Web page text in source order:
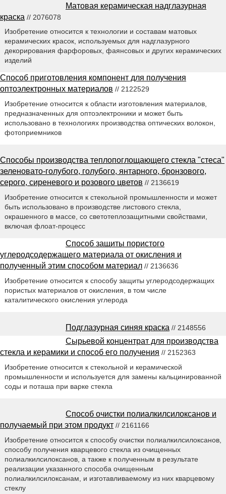
Матовая керамическая надглазурная
краска // 2076078
Изобретение относится к технологии и составам матовых
керамических красок, используемых для надглазурного
декорирования фарфоровых, фаянсовых и других керамических
изделий
Способ приготовления компонент для получения
оптоэлектронных материалов // 2122529
Изобретение относится к области изготовления материалов,
предназначенных для оптоэлектроники и может быть
использовано в технологиях производства оптических волокон,
фотоприемников
Способы производства теплопоглощающего стекла "стеса"
зеленовато-голубого, голубого, янтарного, бронзового,
серого, сиреневого и розового цветов // 2136619
Изобретение относится к стекольной промышленности и может
быть использовано в производстве листового стекла,
окрашенного в массе, со светотеплозащитными свойствами,
включая флоат-процесс
Способ защиты пористого
углеродсодержащего материала от окисления и
полученный этим способом материал // 2136636
Изобретение относится к способу защиты углеродсодержащих
пористых материалов от окисления, в том числе
каталитического окисления углерода
Подглазурная синяя краска // 2148556
Сырьевой концентрат для производства
стекла и керамики и способ его получения // 2152363
Изобретение относится к стекольной и керамической
промышленности и используется для замены кальцинированной
соды и поташа при варке стекла
Способ очистки полиалкилсилоксанов и
получаемый при этом продукт // 2161166
Изобретение относится к способу очистки полиалкилсилоксанов,
способу получения кварцевого стекла из очищенных
полиалкилсилоксанов, а также к полученным в результате
реализации указанного способа очищенным
полиалкилсилоксанам, и изготавливаемому из них кварцевому
стеклу